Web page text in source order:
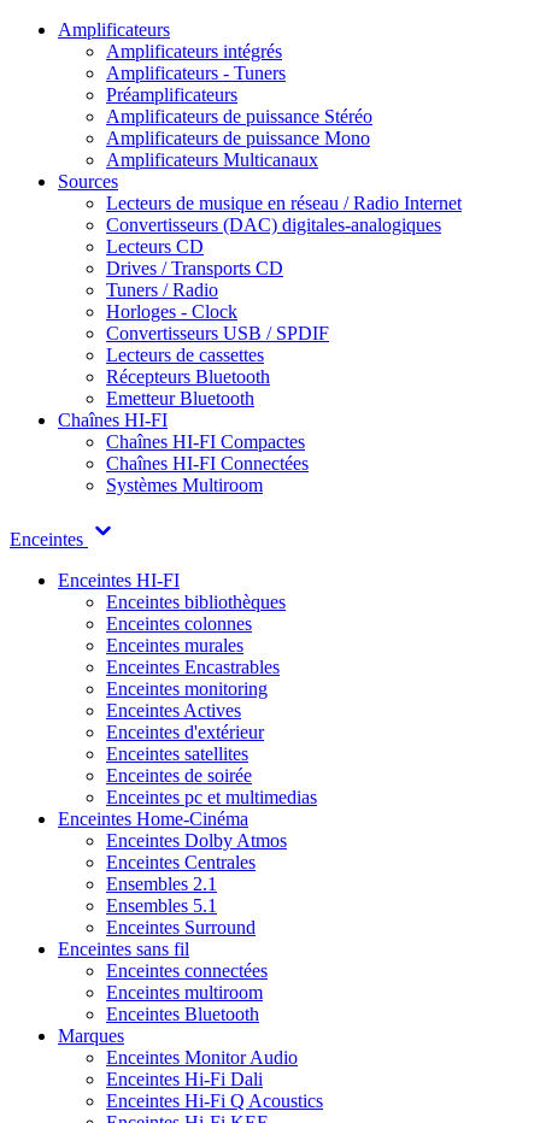
Amplificateurs
Amplificateurs intégrés
Amplificateurs - Tuners
Préamplificateurs
Amplificateurs de puissance Stéréo
Amplificateurs de puissance Mono
Amplificateurs Multicanaux
Sources
Lecteurs de musique en réseau / Radio Internet
Convertisseurs (DAC) digitales-analogiques
Lecteurs CD
Drives / Transports CD
Tuners / Radio
Horloges - Clock
Convertisseurs USB / SPDIF
Lecteurs de cassettes
Récepteurs Bluetooth
Emetteur Bluetooth
Chaînes HI-FI
Chaînes HI-FI Compactes
Chaînes HI-FI Connectées
Systèmes Multiroom
Enceintes
Enceintes HI-FI
Enceintes bibliothèques
Enceintes colonnes
Enceintes murales
Enceintes Encastrables
Enceintes monitoring
Enceintes Actives
Enceintes d'extérieur
Enceintes satellites
Enceintes de soirée
Enceintes pc et multimedias
Enceintes Home-Cinéma
Enceintes Dolby Atmos
Enceintes Centrales
Ensembles 2.1
Ensembles 5.1
Enceintes Surround
Enceintes sans fil
Enceintes connectées
Enceintes multiroom
Enceintes Bluetooth
Marques
Enceintes Monitor Audio
Enceintes Hi-Fi Dali
Enceintes Hi-Fi Q Acoustics